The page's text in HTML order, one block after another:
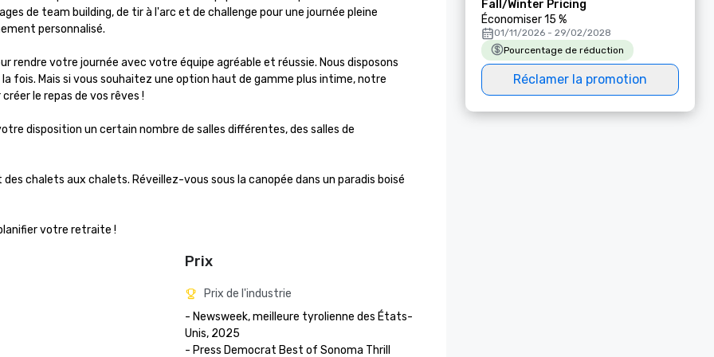
de team building, de tir à l'arc et de challenge pour une journée pleine
personnalisé.
rendre votre journée avec votre équipe agréable et réussie. Nous disposons
fois. Mais si vous souhaitez une option haut de gamme plus intime, notre
le repas de vos rêves !
disposition un certain nombre de salles différentes, des salles de
chalets aux chalets. Réveillez-vous sous la canopée dans un paradis boisé
votre retraite !
Prix
Prix de l'industrie
- Newsweek, meilleure tyrolienne des États-
Unis, 2025
- Press Democrat Best of Sonoma Thrill
Fall/Winter Pricing
Économiser 15 %
01/11/2026 - 29/02/2028
Pourcentage de réduction
Réclamer la promotion